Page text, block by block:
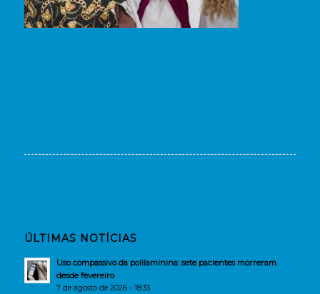
ÚLTIMAS NOTÍCIAS
Uso compassivo da polilaminina: sete pacientes morreram
desde fevereiro
7 de agosto de 2026 - 18:33